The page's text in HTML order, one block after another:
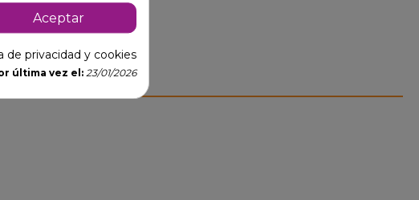
Aceptar
de privacidad y cookies
última vez el:23/01/2026